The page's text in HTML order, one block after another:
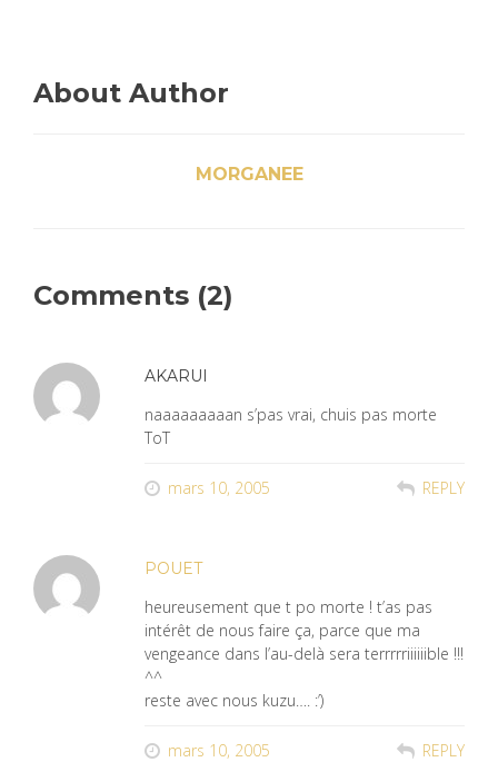
About Author
MORGANEE
Comments (2)
AKARUI
naaaaaaaaan s’pas vrai, chuis pas morte
ToT
mars 10, 2005 REPLY
POUET
heureusement que t po morte ! t’as pas
intérêt de nous faire ça, parce que ma
vengeance dans l’au-delà sera terrrrriiiiiible !!!
^^
reste avec nous kuzu…. :’)
mars 10, 2005 REPLY